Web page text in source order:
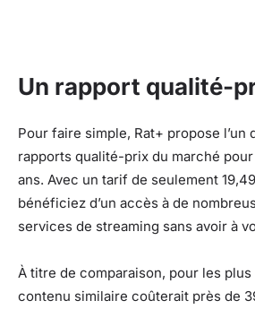
Un rapport qualité-
Pour faire simple, Rat+ propose l’un
rapports qualité-prix du marché
ans. Avec un tarif de seulement
bénéficiez d’un accès à de
services de streaming sans avoir à
À titre de comparaison, pour les plus
contenu similaire coûterait près de